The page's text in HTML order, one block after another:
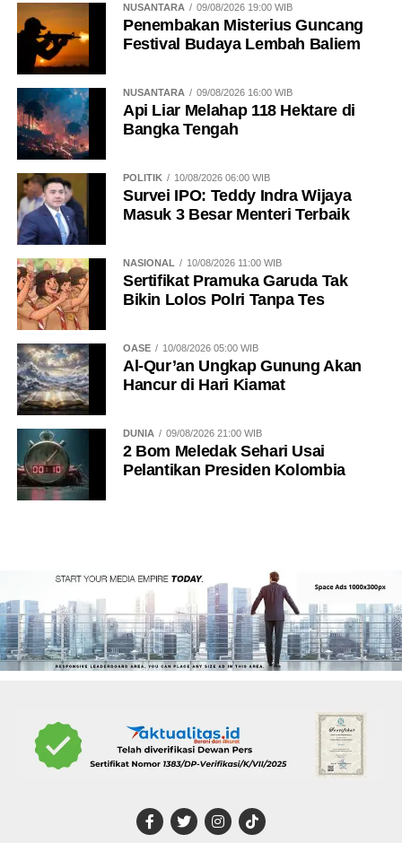
NUSANTARA 09/08/2026 19:00 WIB
Penembakan Misterius Guncang
Festival Budaya Lembah Baliem
NUSANTARA 09/08/2026 16:00 WIB
Api Liar Melahap 118 Hektare di
Bangka Tengah
POLITIK 10/08/2026 06:00 WIB
Survei IPO: Teddy Indra Wijaya
Masuk 3 Besar Menteri Terbaik
NASIONAL 10/08/2026 11:00 WIB
Sertifikat Pramuka Garuda Tak
Bikin Lolos Polri Tanpa Tes
OASE 10/08/2026 05:00 WIB
Al-Qur’an Ungkap Gunung Akan
Hancur di Hari Kiamat
DUNIA 09/08/2026 21:00 WIB
2 Bom Meledak Sehari Usai
Pelantikan Presiden Kolombia